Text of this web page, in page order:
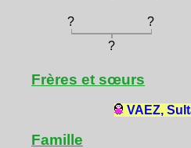
? ?
?
Frères et sœurs
VAEZ,
Famille